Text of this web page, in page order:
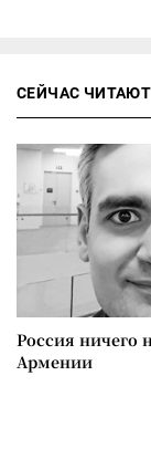
СЕЙЧАС ЧИТАЮТ
Россия ничего
Армении